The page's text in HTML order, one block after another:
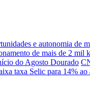
e autonomia de
de mais de 2 mil
do Agosto Dourado
taxa Selic para 14% ao